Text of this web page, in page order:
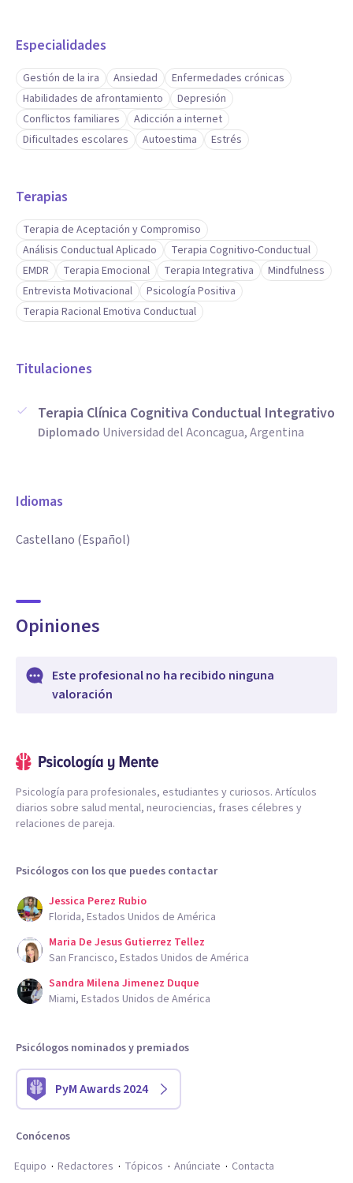
Especialidades
Gestión de la ira Ansiedad
Enfermedades crónicas
Habilidades de afrontamiento
Depresión
Conflictos familiares
Adicción a internet
Dificultades escolares
Autoestima Estrés
Terapias
Terapia de Aceptación y Compromiso
Análisis Conductual Aplicado
Terapia Cognitivo-Conductual
EMDR
Terapia Emocional Terapia Integrativa
Mindfulness
Entrevista Motivacional
Psicología Positiva
Terapia Racional Emotiva Conductual
Titulaciones
Terapia Clínica Cognitiva Conductual Integrativo
Diplomado Universidad del Aconcagua, Argentina
Idiomas
Castellano (Español)
Opiniones
Este profesional no ha recibido ninguna
valoración
Psicología para profesionales, estudiantes y curiosos. Artículos
diarios sobre salud mental, neurociencias, frases célebres y
relaciones de pareja.
Psicólogos con los que puedes contactar
Jessica Perez Rubio
Florida, Estados Unidos de América
Maria De Jesus Gutierrez Tellez
San Francisco, Estados Unidos de América
Sandra Milena Jimenez Duque
Miami, Estados Unidos de América
Psicólogos nominados y premiados
PyM Awards 2024
Conócenos
Equipo
Redactores Tópicos Anúnciate Contacta